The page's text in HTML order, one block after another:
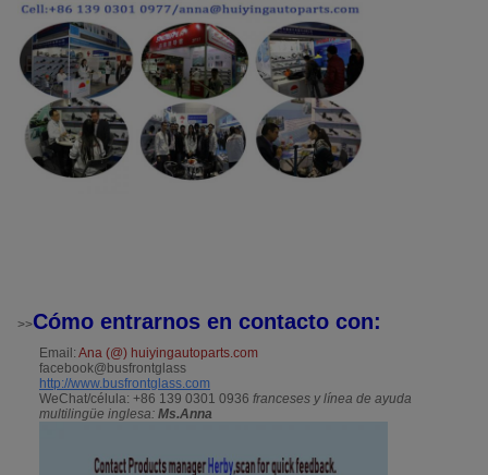
>>Cómo entrarnos en contacto con:
Email: Ana (@) huiyingautoparts.com
facebook@busfrontglass
http://www.busfrontglass.com
WeChat/célula: +86 139 0301 0936 franceses y línea de ayuda
multilingüe inglesa: Ms.Anna